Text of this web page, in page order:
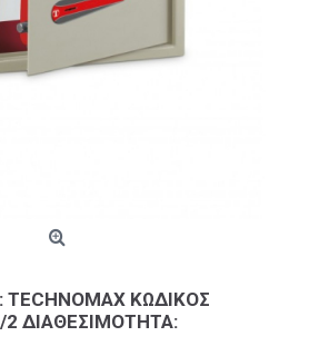
ΚΩΔΙΚΌΣ
ΔΙΑΘΕΣΙΜΌΤΗΤΑ: